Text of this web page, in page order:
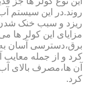
روند.در این سیستم
ریزد و سبب خنک
مزایای این کولر ها
برق،دسترسی آسان
کرد و از جمله
آن ها،مصرف بالای
کرد.